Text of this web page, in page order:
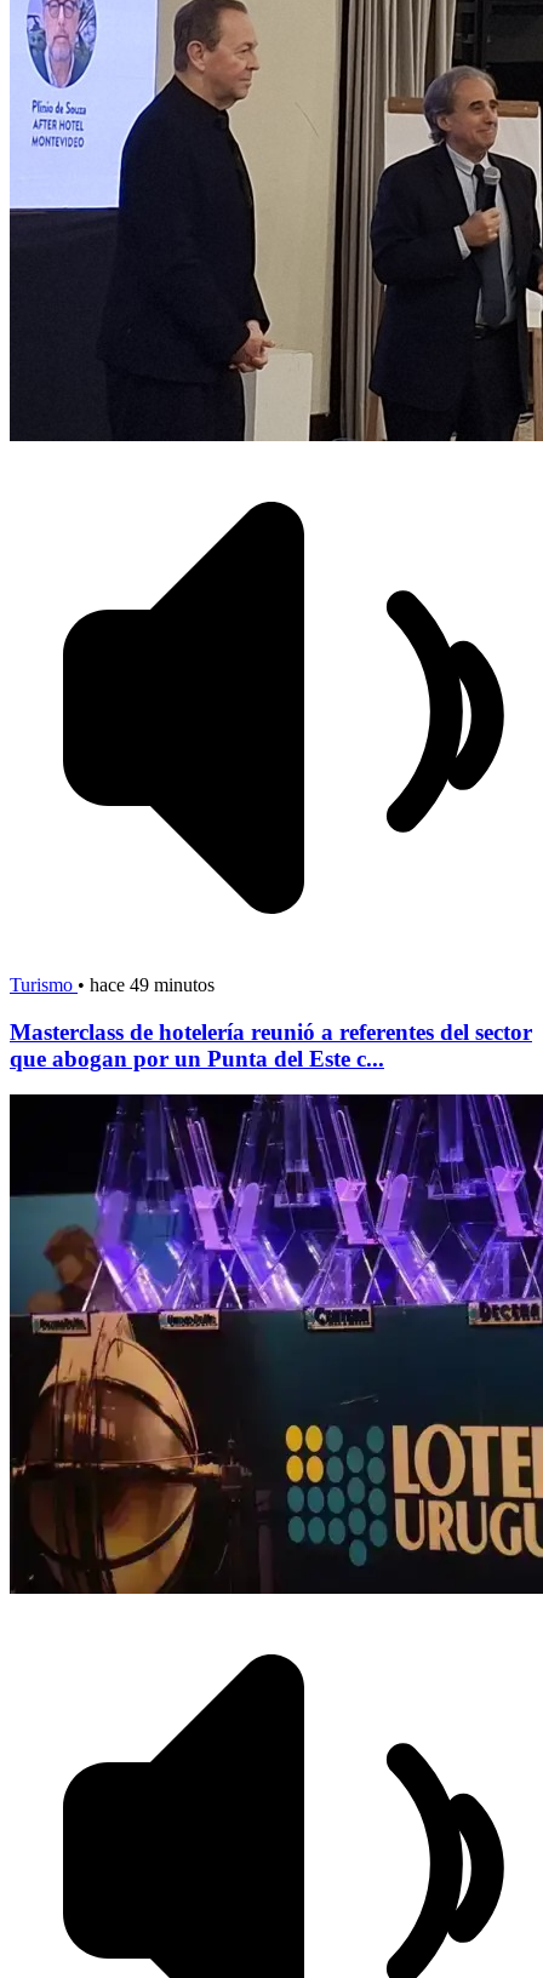
Turismo • hace 49 minutos
Masterclass de hotelería reunió a referentes del sector
que abogan por un Punta del Este c...